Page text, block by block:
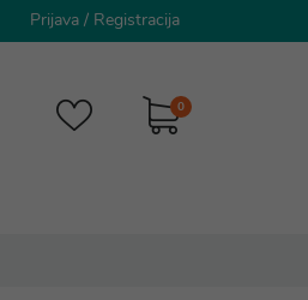
Prijava / Registracija
0